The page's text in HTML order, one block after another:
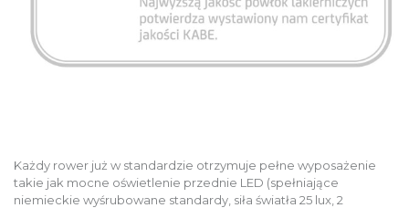
Każdy rower już w standardzie otrzymuje pełne wyposażenie
takie jak mocne oświetlenie przednie LED (spełniające
niemieckie wyśrubowane standardy, siła światła 25 lux, 2